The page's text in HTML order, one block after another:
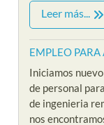
Leer más...
EMPLEO
Iniciamos
de personal
de ingenieria
nos